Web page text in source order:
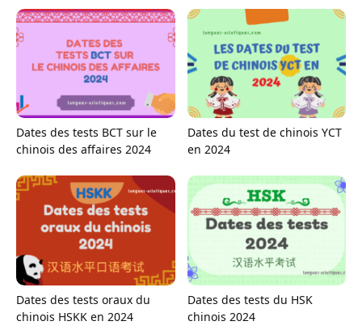
Dates des tests BCT sur le
chinois des affaires 2024
Dates du test de chinois YCT
en 2024
Dates des tests oraux du
chinois HSKK en 2024
Dates des tests du HSK
chinois 2024